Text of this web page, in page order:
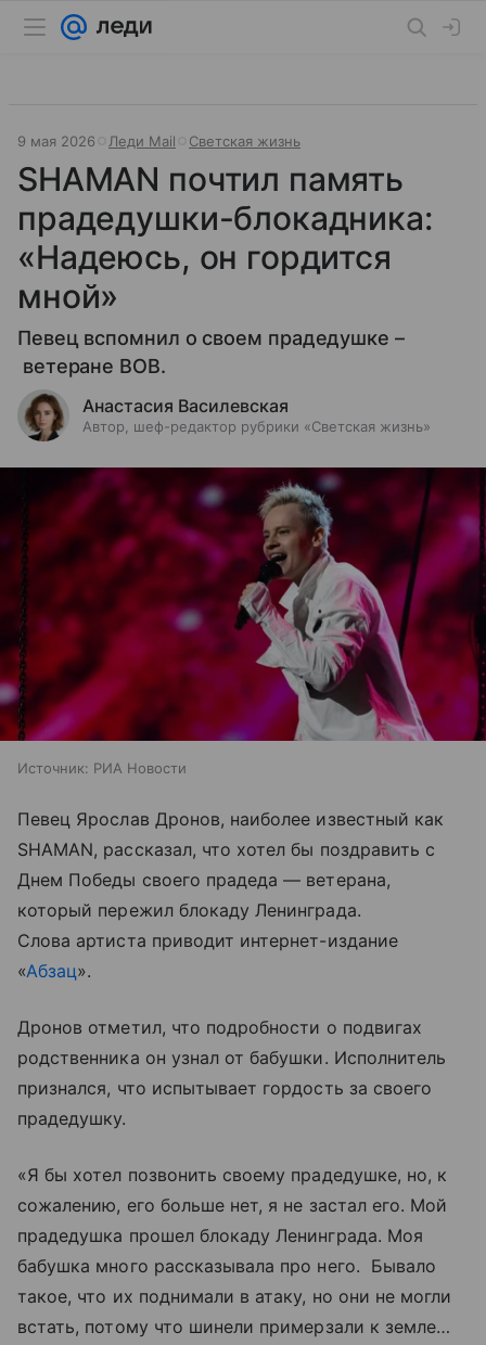
9 мая 2026 Леди Mail Светская жизнь
SHAMAN почтил память
прадедушки-блокадника:
«Надеюсь, он гордится
мной»
Певец вспомнил о своем прадедушке –
ветеране ВОВ.
Анастасия Василевская
Автор, шеф-редактор рубрики «Светская жизнь»
Источник: РИА Новости
Певец Ярослав Дронов, наиболее известный как
SHAMAN, рассказал, что хотел бы поздравить с
Днем Победы своего прадеда — ветерана,
который пережил блокаду Ленинграда.
Слова артиста приводит интернет-издание
«Абзац».
Дронов отметил, что подробности о подвигах
родственника он узнал от бабушки. Исполнитель
признался, что испытывает гордость за своего
прадедушку.
«Я бы хотел позвонить своему прадедушке, но, к
сожалению, его больше нет, я не застал его. Мой
прадедушка прошел блокаду Ленинграда. Моя
бабушка много рассказывала про него. Бывало
такое, что их поднимали в атаку, но они не могли
встать, потому что шинели примерзали к земле…